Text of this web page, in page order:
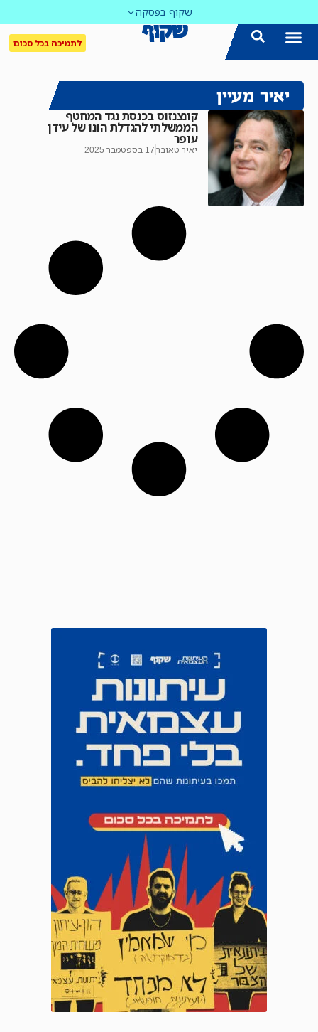
שקוף בפסקה
לתמיכה בכל סכום
יאיר מעיין
קונצנזוס בכנסת נגד המחטף
הממשלתי להגדלת הונו של עידן
עופר
יאיר טאובר17 בספטמבר 2025